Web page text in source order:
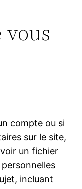
compte ou si
sur le site,
un fichier
incluant